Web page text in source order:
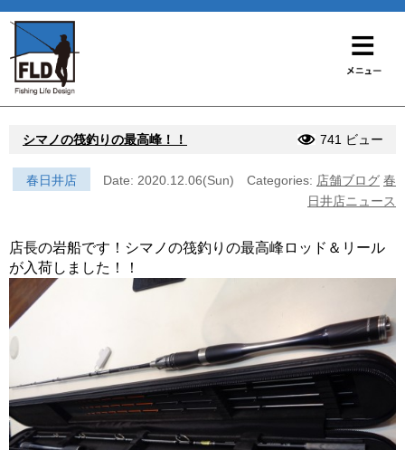
シマノの筏釣りの最高峰！！ 741 ビュー
春日井店 Date: 2020.12.06(Sun) Categories: 店舗ブログ 春
日井店ニュース
店長の岩船です！シマノの筏釣りの最高峰ロッド＆リール
が入荷しました！！